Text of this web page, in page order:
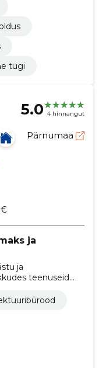
tugi
5.0 4 hinnangut
Pärnumaa
€
ja
ja
teenuseid
ja